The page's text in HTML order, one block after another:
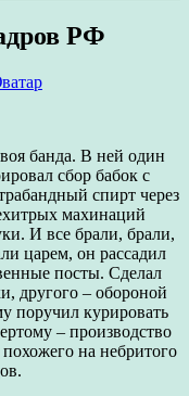
РФ
банда. В ней один
сбор бабок с
спирт через
махинаций
И все брали, брали,
царем, он рассадил
посты. Сделал
другого – обороной
поручил курировать
– производство
на небритого